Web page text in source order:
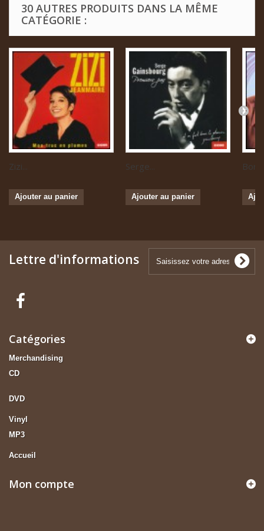
30 AUTRES PRODUITS DANS LA MÊME
CATÉGORIE :
Zizi...
Ajouter au panier
Serge...
Ajouter au panier
Lettre d'informations
Catégories
Merchandising
CD
DVD
Vinyl
MP3
Accueil
Mon compte